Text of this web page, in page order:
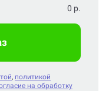
0 р.
, политикой
на обработку